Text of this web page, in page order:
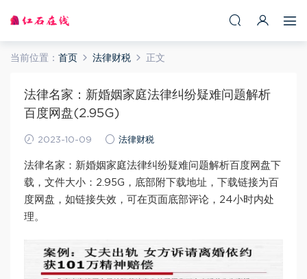
当前位置： 首页 法律财税 正文
法律名家：新婚姻家庭法律纠纷疑难问题解析
百度网盘(2.95G)
2023-10-09 法律财税
法律名家：新婚姻家庭法律纠纷疑难问题解析百度网盘下
载，文件大小：2.95G，底部附下载地址，下载链接为百
度网盘，如链接失效，可在页面底部评论，24小时内处
理。